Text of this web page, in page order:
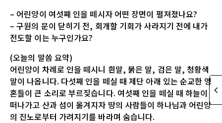
– 어린양이 여섯째 인을 떼시자 어떤 장면이 펼져졌나요?
– 구원의 문이 닫히기 전, 회개할 기회가 사라지기 전에 내가
전도할 이는 누구인가요?
(오늘의 말씀 요약)
어린양이 차례로 인을 떼시니 흰말, 붉은 말, 검은 말, 청황색
말이 나옵니다. 다섯째 인을 떼실 때 제단 아래 있는 순교한 영
혼들이 큰 소리로 부르짖습니다. 여섯째 인을 떼실 때 하늘이
떠나가고 산과 섬이 옮겨지자 땅의 사람들이 하나님과 어린양
의 진노로부터 가려지기를 바라며 숨습니다.